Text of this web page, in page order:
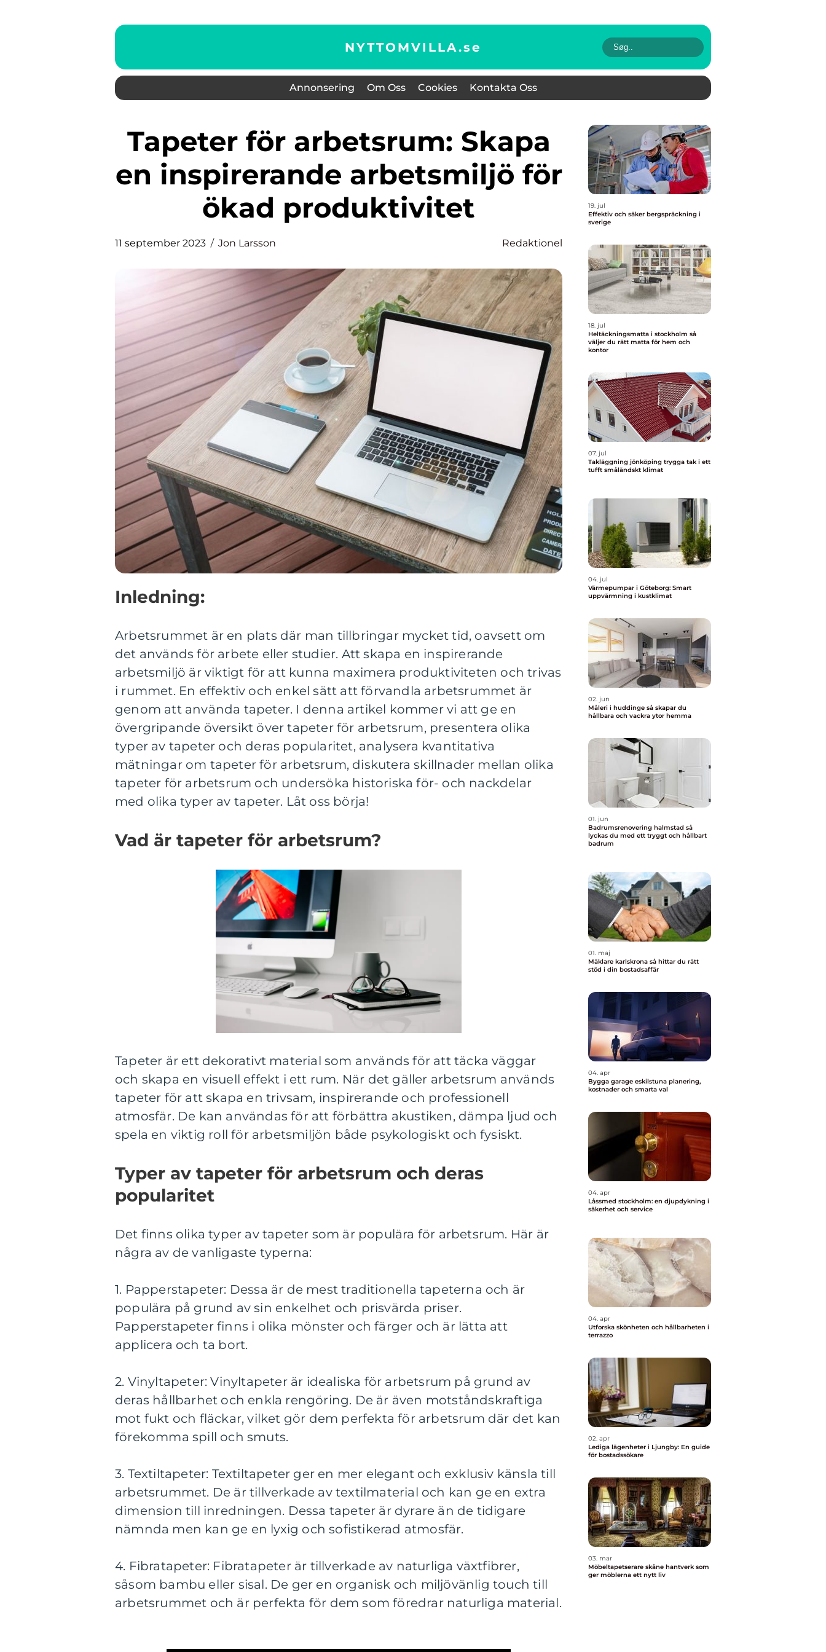
NYTTOMVILLA.se
Annonsering Om Oss Cookies Kontakta Oss
Tapeter för arbetsrum: Skapa
en inspirerande arbetsmiljö för
ökad produktivitet
11 september 2023 Jon Larsson Redaktionel
Inledning:
Arbetsrummet är en plats där man tillbringar mycket tid, oavsett om
det används för arbete eller studier. Att skapa en inspirerande
arbetsmiljö är viktigt för att kunna maximera produktiviteten och trivas
i rummet. En effektiv och enkel sätt att förvandla arbetsrummet är
genom att använda tapeter. I denna artikel kommer vi att ge en
övergripande översikt över tapeter för arbetsrum, presentera olika
typer av tapeter och deras popularitet, analysera kvantitativa
mätningar om tapeter för arbetsrum, diskutera skillnader mellan olika
tapeter för arbetsrum och undersöka historiska för- och nackdelar
med olika typer av tapeter. Låt oss börja!
Vad är tapeter för arbetsrum?
Tapeter är ett dekorativt material som används för att täcka väggar
och skapa en visuell effekt i ett rum. När det gäller arbetsrum används
tapeter för att skapa en trivsam, inspirerande och professionell
atmosfär. De kan användas för att förbättra akustiken, dämpa ljud och
spela en viktig roll för arbetsmiljön både psykologiskt och fysiskt.
Typer av tapeter för arbetsrum och deras
popularitet
Det finns olika typer av tapeter som är populära för arbetsrum. Här är
några av de vanligaste typerna:
1. Papperstapeter: Dessa är de mest traditionella tapeterna och är
populära på grund av sin enkelhet och prisvärda priser.
Papperstapeter finns i olika mönster och färger och är lätta att
applicera och ta bort.
2. Vinyltapeter: Vinyltapeter är idealiska för arbetsrum på grund av
deras hållbarhet och enkla rengöring. De är även motståndskraftiga
mot fukt och fläckar, vilket gör dem perfekta för arbetsrum där det kan
förekomma spill och smuts.
3. Textiltapeter: Textiltapeter ger en mer elegant och exklusiv känsla till
arbetsrummet. De är tillverkade av textilmaterial och kan ge en extra
dimension till inredningen. Dessa tapeter är dyrare än de tidigare
nämnda men kan ge en lyxig och sofistikerad atmosfär.
4. Fibratapeter: Fibratapeter är tillverkade av naturliga växtfibrer,
såsom bambu eller sisal. De ger en organisk och miljövänlig touch till
arbetsrummet och är perfekta för dem som föredrar naturliga material.
19. jul
Effektiv och säker bergspräckning i
sverige
18. jul
Heltäckningsmatta i stockholm så
väljer du rätt matta för hem och
kontor
07. jul
Takläggning jönköping trygga tak i ett
tufft småländskt klimat
04. jul
Värmepumpar i Göteborg: Smart
uppvärmning i kustklimat
02. jun
Måleri i huddinge så skapar du
hållbara och vackra ytor hemma
01. jun
Badrumsrenovering halmstad så
lyckas du med ett tryggt och hållbart
badrum
01. maj
Mäklare karlskrona så hittar du rätt
stöd i din bostadsaffär
04. apr
Bygga garage eskilstuna planering,
kostnader och smarta val
04. apr
Låssmed stockholm: en djupdykning i
säkerhet och service
04. apr
Utforska skönheten och hållbarheten i
terrazzo
02. apr
Lediga lägenheter i Ljungby: En guide
för bostadssökare
03. mar
Möbeltapetserare skåne hantverk som
ger möblerna ett nytt liv